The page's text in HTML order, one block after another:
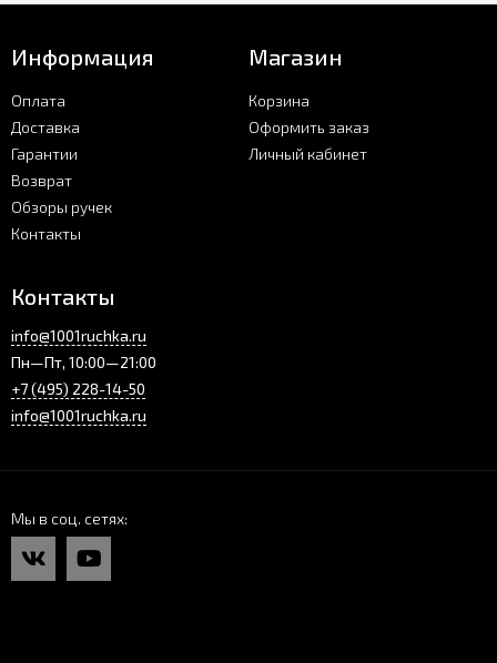
Информация
Оплата
Доставка
Гарантии
Возврат
Обзоры ручек
Контакты
Магазин
Корзина
Оформить заказ
Личный кабинет
Контакты
info@1001ruchka.ru
Пн—Пт, 10:00—21:00
+7 (495) 228-14-50
info@1001ruchka.ru
Мы в соц. сетях